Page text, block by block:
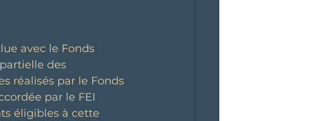
avec le Fonds
des
réalisés par le Fonds
par le FEI
éligibles à cette